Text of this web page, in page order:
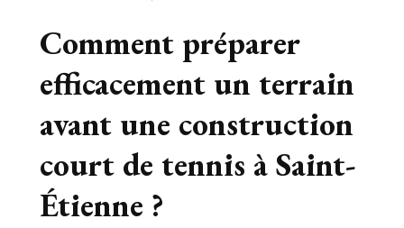
Comment préparer
efficacement un terrain
avant une construction
court de tennis à Saint-
Étienne ?